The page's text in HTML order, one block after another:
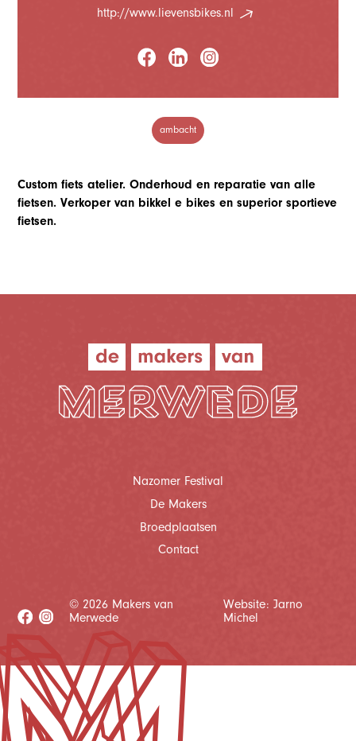
http://www.lievensbikes.nl
ambacht
Custom fiets atelier. Onderhoud en reparatie van alle
fietsen. Verkoper van bikkel e bikes en superior sportieve
fietsen.
Nazomer Festival
De Makers
Broedplaatsen
Contact
© 2026 Makers van
Merwede
Website: Jarno
Michel